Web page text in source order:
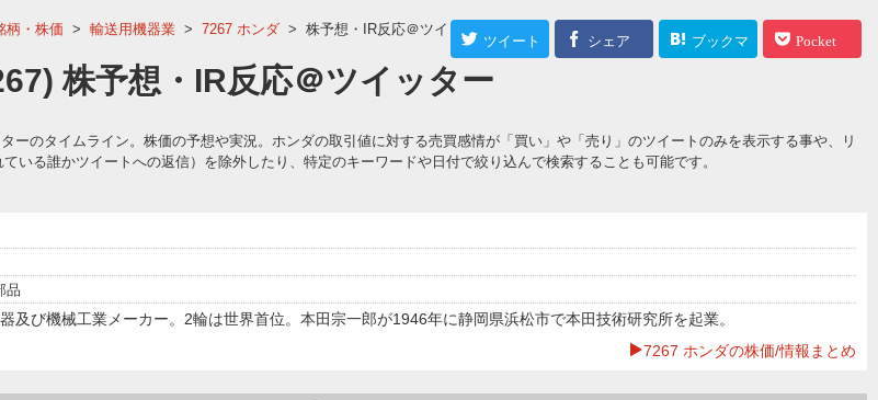
柄・株価 > 輸送用機器業 > 7267 ホンダ > 株予想・IR反応＠ツイッター
ツイート シェア ブックマ Pocket
株予想・IR反応＠ツイッター
ーのタイムライン。株価の予想や実況。ホンダの取引値に対する売買感情が「買い」や「売り」のツイートのみを表示する事や、リ
いる誰かツイートへの返信）を除外したり、特定のキーワードや日付で絞り込んで検索することも可能です。
品
及び機械工業メーカー。2輪は世界首位。本田宗一郎が1946年に静岡県浜松市で本田技術研究所を起業。
7267 ホンダの株価/情報まとめ